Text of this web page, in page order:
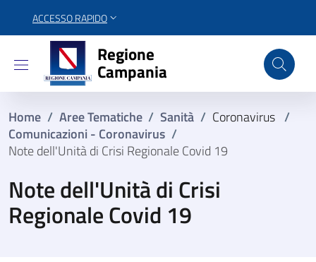
ACCESSO RAPIDO
Regione Campania
Regione
Campania
Home / Aree Tematiche / Sanità / Coronavirus /
Comunicazioni - Coronavirus /
Note dell'Unità di Crisi Regionale Covid 19
Note dell'Unità di Crisi
Regionale Covid 19